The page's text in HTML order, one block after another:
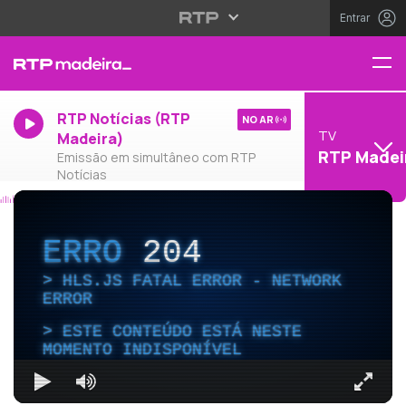
Entrar
RTP Notícias (RTP
Madeira)
Emissão em simultâneo com RTP
Notícias
NO AR
TV
RTP
ERRO204
HLS.JS FATAL ERROR - NETWORK
ERROR
ESTE CONTEÚDO ESTÁ NESTE
MOMENTO INDISPONÍVEL